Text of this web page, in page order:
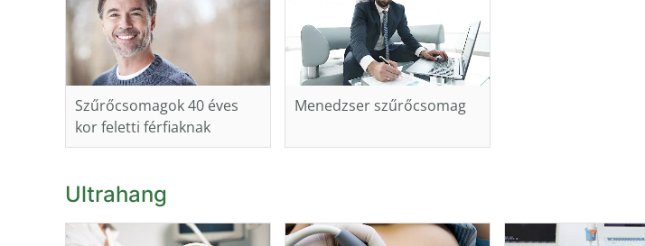
Szűrőcsomagok 40 éves
kor feletti férfiaknak
Menedzser szűrőcsomag
Ultrahang